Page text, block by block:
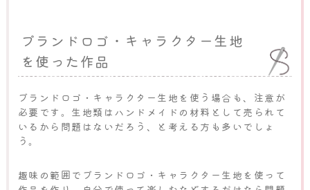
ブランドロゴ・キャラクター生地
を使った作品
ブランドロゴ・キャラクター生地を使う場合も、注意が
必要です。生地類はハンドメイドの材料として売られて
いるから問題はないだろう、と考える方も多いでしょ
う。
趣味の範囲でブランドロゴ・キャラクター生地を使って